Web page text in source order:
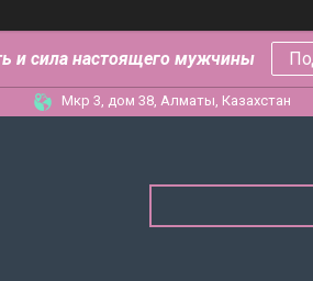
и сила настоящего мужчины
Мкр 3, дом 38, Алматы, Казахстан